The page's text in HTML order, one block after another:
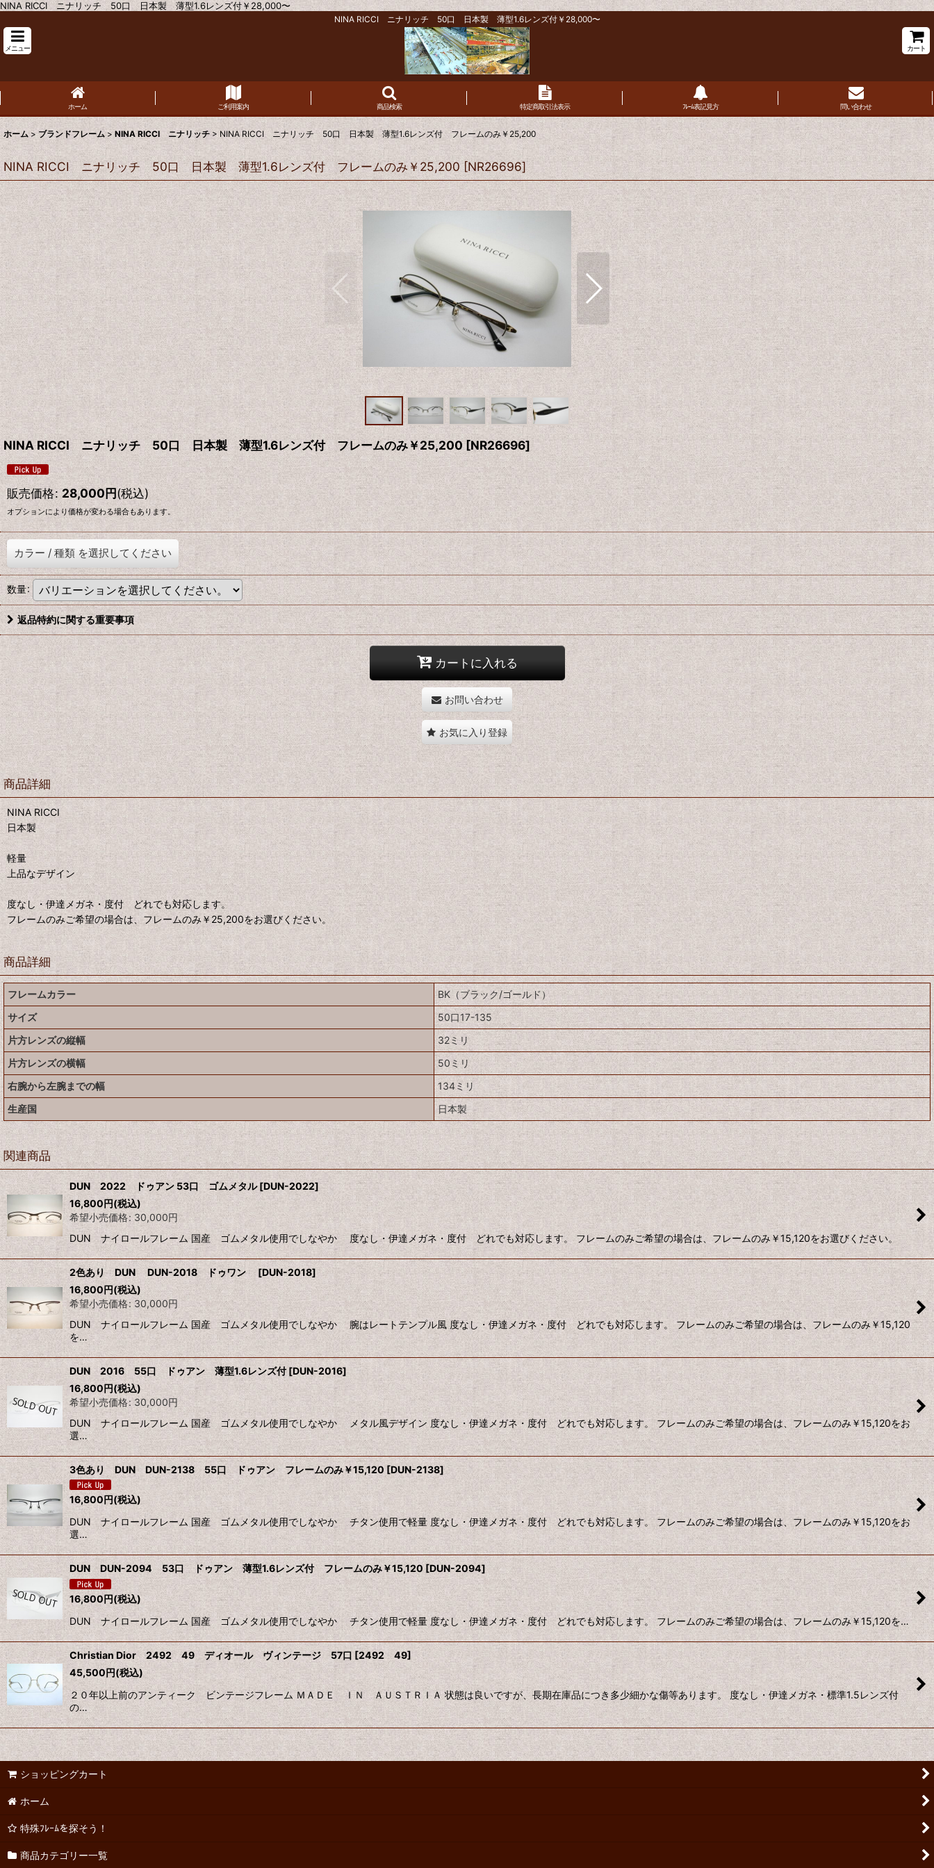
NINA RICCI ニナリッチ 50口 日本製 薄型1.6レンズ付￥28,000〜
NINA RICCI ニナリッチ 50口 日本製 薄型1.6レンズ付￥28,000〜
メニュー カート
ホーム ご利用案内 商品検索 特定商取引法表示 ﾌﾚｰﾑ表記見方 問い合わせ
ホーム > ブランドフレーム > NINA RICCI ニナリッチ > NINA RICCI ニナリッチ 50口 日本製 薄型1.6レンズ付 フレームのみ￥25,200
NINA RICCI ニナリッチ 50口 日本製 薄型1.6レンズ付 フレームのみ￥25,200 [NR26696]
NINA RICCI ニナリッチ 50口 日本製 薄型1.6レンズ付 フレームのみ￥25,200[NR26696]
販売価格: 28,000円(税込)
オプションにより価格が変わる場合もあります。
カラー / 種類 を選択してください
数量:
返品特約に関する重要事項
カートに入れる
お問い合わせ
お気に入り登録
商品詳細
NINA RICCI
日本製
軽量
上品なデザイン
度なし・伊達メガネ・度付 どれでも対応します。
フレームのみご希望の場合は、フレームのみ￥25,200をお選びください。
商品詳細
フレームカラー
BK（ブラック/ゴールド）
サイズ
50口17-135
片方レンズの縦幅
32ミリ
片方レンズの横幅
50ミリ
右腕から左腕までの幅
134ミリ
生産国
日本製
関連商品
DUN 2022 ドゥアン 53口 ゴムメタル [DUN-2022]
16,800円(税込)
希望小売価格: 30,000円
DUN ナイロールフレーム 国産 ゴムメタル使用でしなやか 度なし・伊達メガネ・度付 どれでも対応します。 フレームのみご希望の場合は、フレームのみ￥15,120をお選びください。
2色あり DUN DUN-2018 ドゥワン [DUN-2018]
16,800円(税込)
希望小売価格: 30,000円
DUN ナイロールフレーム 国産 ゴムメタル使用でしなやか 腕はレートテンプル風 度なし・伊達メガネ・度付 どれでも対応します。 フレームのみご希望の場合は、フレームのみ￥15,120
を…
DUN 2016 55口 ドゥアン 薄型1.6レンズ付 [DUN-2016]
16,800円(税込)
希望小売価格: 30,000円
DUN ナイロールフレーム 国産 ゴムメタル使用でしなやか メタル風デザイン 度なし・伊達メガネ・度付 どれでも対応します。 フレームのみご希望の場合は、フレームのみ￥15,120をお
選…
3色あり DUN DUN-2138 55口 ドゥアン フレームのみ￥15,120 [DUN-2138]
16,800円(税込)
DUN ナイロールフレーム 国産 ゴムメタル使用でしなやか チタン使用で軽量 度なし・伊達メガネ・度付 どれでも対応します。 フレームのみご希望の場合は、フレームのみ￥15,120をお
選…
DUN DUN-2094 53口 ドゥアン 薄型1.6レンズ付 フレームのみ￥15,120[DUN-2094]
16,800円(税込)
DUN ナイロールフレーム 国産 ゴムメタル使用でしなやか チタン使用で軽量 度なし・伊達メガネ・度付 どれでも対応します。 フレームのみご希望の場合は、フレームのみ￥15,120を…
Christian Dior 2492 49 ディオール ヴィンテージ 57口 [2492 49]
45,500円(税込)
２０年以上前のアンティーク ビンテージフレーム ＭＡＤＥ ＩＮ ＡＵＳＴＲＩＡ 状態は良いですが、長期在庫品につき多少細かな傷等あります。 度なし・伊達メガネ・標準1.5レンズ付
の…
ショッピングカート
ホーム
特殊ﾌﾚｰﾑを探そう！
商品カテゴリー一覧